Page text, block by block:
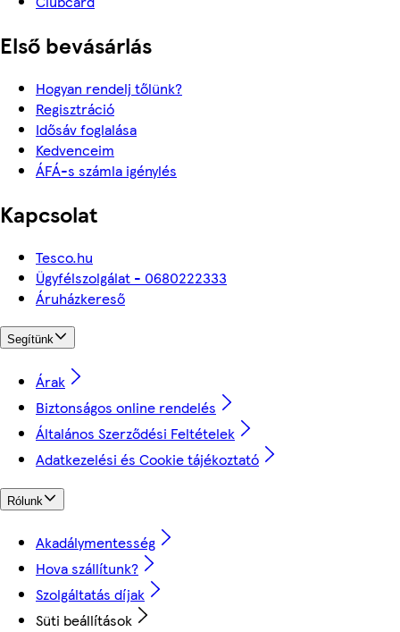
Első bevásárlás
Hogyan rendelj tőlünk?
Regisztráció
Idősáv foglalása
Kedvenceim
ÁFÁ-s számla igénylés
Kapcsolat
Tesco.hu
Ügyfélszolgálat - 0680222333
Áruházkereső
Segítünk
Árak
Biztonságos online rendelés
Általános Szerződési Feltételek
Adatkezelési és Cookie tájékoztató
Rólunk
Akadálymentesség
Hova szállítunk?
Szolgáltatás díjak
Süti beállítások